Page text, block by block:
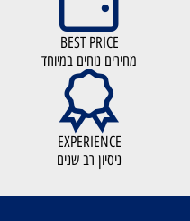
BEST PRICE
מחירים נוחים במיוחד
EXPERIENCE
ניסיון רב שנים